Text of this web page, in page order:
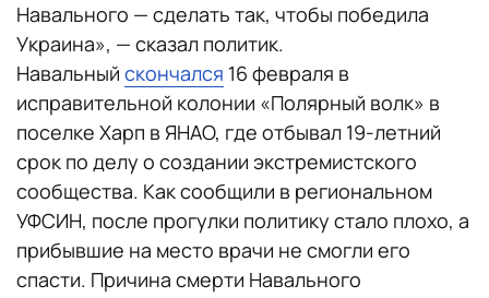
Навального — сделать так, чтобы победила
Украина», — сказал политик.
Навальный скончался 16 февраля в
исправительной колонии «Полярный волк» в
поселке Харп в ЯНАО, где отбывал 19-летний
срок по делу о создании экстремистского
сообщества. Как сообщили в региональном
УФСИН, после прогулки политику стало плохо, а
прибывшие на место врачи не смогли его
спасти. Причина смерти Навального